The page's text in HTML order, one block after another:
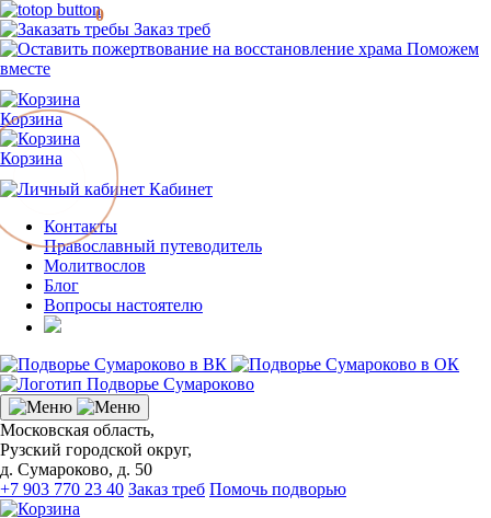
Заказ треб
Поможем
вместе
Корзина
Корзина
0
Кабинет
Контакты
Православный путеводитель
Молитвослов
Блог
Вопросы настоятелю
Московская область,
Рузский городской округ,
д. Сумароково, д. 50
+7 903 770 23 40 Заказ треб Помочь подворью